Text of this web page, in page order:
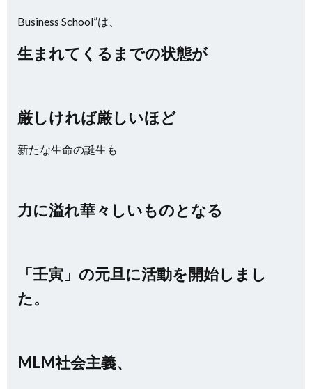
Business School”は、
生まれてくるまでの状態が
厳しければ厳しいほど
新たな生命の誕生も
力に溢れ華々しいものとなる
「壬寅」の元旦に活動を開始しまし
た。
MLM社会主義、